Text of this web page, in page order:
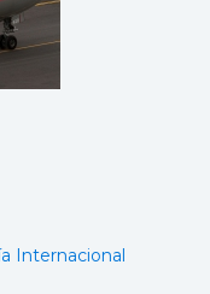
Internacional